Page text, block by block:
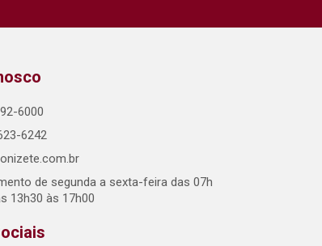
6000
6242
de segunda a sexta-feira das 07h
13h30 às 17h00